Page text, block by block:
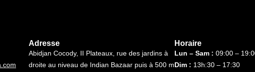
Adresse
Abidjan Cocody, II Plateaux, rue des jardins à
droite au niveau de Indian Bazaar puis à 500 m
Horaire
Lun – Sam : 09:00 –
Dim : 13h:30 – 17:30